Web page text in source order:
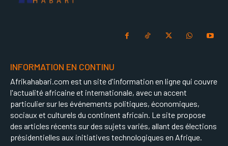
INFORMATION EN CONTINU
Afrikahabari.com est un site d'information en ligne qui couvre
l'actualité africaine et internationale, avec un accent
particulier sur les événements politiques, économiques,
sociaux et culturels du continent africain. Le site propose
des articles récents sur des sujets variés, allant des élections
présidentielles aux initiatives technologiques en Afrique.